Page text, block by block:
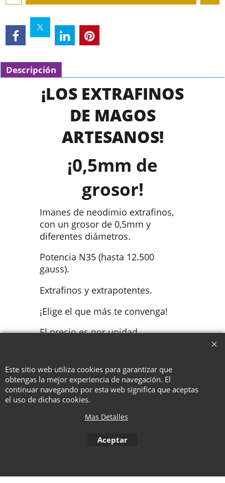
Descripción
¡LOS EXTRAFINOS
DE MAGOS
ARTESANOS!
¡0,5mm de
grosor!
Imanes de neodimio extrafinos,
con un grosor de 0,5mm y
diferentes diámetros.
Potencia N35 (hasta 12.500
gauss).
Extrafinos y extrapotentes.
¡Elige el que más te convenga!
El precio es por unidad.
To create online store ShopFactory eCommerce software was used.
Este sitio web utiliza cookies para garantizar que
obtengas la mejor experiencia de navegación. El
continuar navegando por esta web significa que aceptas
el uso de dichas cookies.
Mas Detalles
Aceptar